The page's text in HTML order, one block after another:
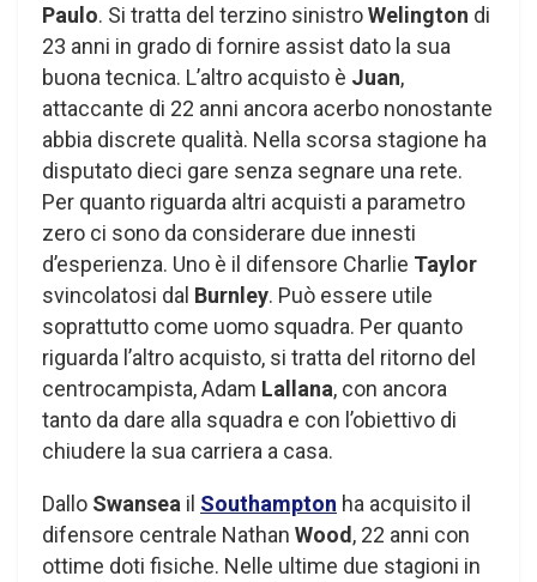
Paulo. Si tratta del terzino sinistroWelington di
23 anni in grado di fornire assist dato la sua
buona tecnica. L’altro acquisto è Juan,
attaccante di 22 anni ancora acerbo nonostante
abbia discrete qualità. Nella scorsa stagione ha
disputato dieci gare senza segnare una rete.
Per quanto riguarda altri acquisti a parametro
zero ci sono da considerare due innesti
d’esperienza. Uno è il difensore Charlie Taylor
svincolatosi dal Burnley. Può essere utile
soprattutto come uomo squadra. Per quanto
riguarda l’altro acquisto, si tratta del ritorno del
centrocampista, Adam Lallana, con ancora
tanto da dare alla squadra e con l’obiettivo di
chiudere la sua carriera a casa.
Dallo Swansea il Southampton ha acquisito il
difensore centrale Nathan Wood, 22 anni con
ottime doti fisiche. Nelle ultime due stagioni in